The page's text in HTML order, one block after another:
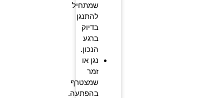
שמתחיל
להתנגן
בדיוק
ברגע
הנכון.
נגן או
זמר
שמצטרף
בהפתעה.